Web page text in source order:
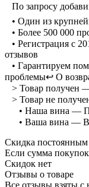
⠀По запросу
⠀• Один из
⠀• Более 500 000
⠀• Регистрация с
отзывов
⠀• Гарантируем
проблемы↩️ О
⠀> Товар получен
⠀> Товар не
⠀⠀• Наша вина —
⠀⠀• Ваша вина —
Скидка
Если сумма
Скидок нет
Отзывы о товаре
Все отзывы взяты с